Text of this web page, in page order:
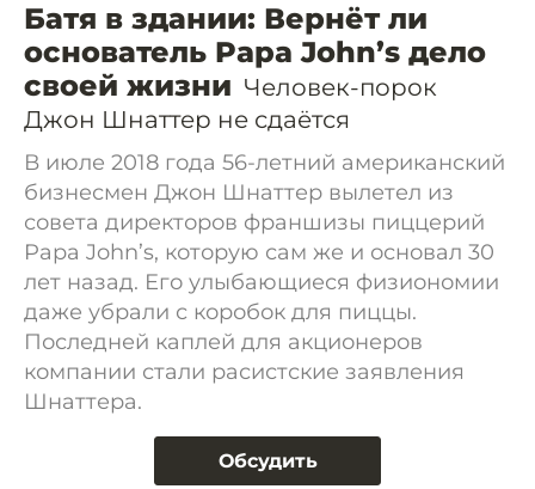
Батя в здании: Вернёт ли
основатель Papa John’s дело
своей жизни Человек-порок
Джон Шнаттер не сдаётся
В июле 2018 года 56-летний американский
бизнесмен Джон Шнаттер вылетел из
совета директоров франшизы пиццерий
Papa John’s, которую сам же и основал 30
лет назад. Его улыбающиеся физиономии
даже убрали с коробок для пиццы.
Последней каплей для акционеров
компании стали расистские заявления
Шнаттера.
Обсудить